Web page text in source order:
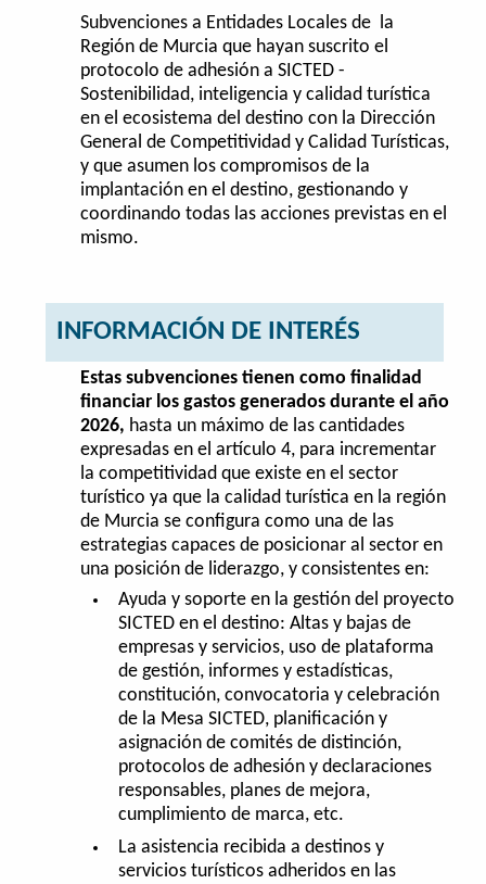
Subvenciones a Entidades Locales de la
Región de Murcia que hayan suscrito el
protocolo de adhesión a SICTED -
Sostenibilidad, inteligencia y calidad turística
en el ecosistema del destino con la Dirección
General de Competitividad y Calidad Turísticas,
y que asumen los compromisos de la
implantación en el destino, gestionando y
coordinando todas las acciones previstas en el
mismo.
INFORMACIÓN DE INTERÉS
Estas subvenciones tienen como finalidad
financiar los gastos generados durante el año
2026, hasta un máximo de las cantidades
expresadas en el artículo 4, para incrementar
la competitividad que existe en el sector
turístico ya que la calidad turística en la región
de Murcia se configura como una de las
estrategias capaces de posicionar al sector en
una posición de liderazgo, y consistentes en:
Ayuda y soporte en la gestión del proyecto
SICTED en el destino: Altas y bajas de
empresas y servicios, uso de plataforma
de gestión, informes y estadísticas,
constitución, convocatoria y celebración
de la Mesa SICTED, planificación y
asignación de comités de distinción,
protocolos de adhesión y declaraciones
responsables, planes de mejora,
cumplimiento de marca, etc.
La asistencia recibida a destinos y
servicios turísticos adheridos en las